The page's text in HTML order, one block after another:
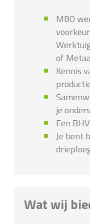
MBO
of
Kennis
je
Een
Je bent
Wat wij